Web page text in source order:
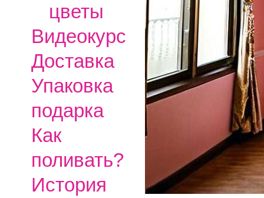
цветы
Видеокурс
Доставка
Упаковка
подарка
Как
поливать?
История